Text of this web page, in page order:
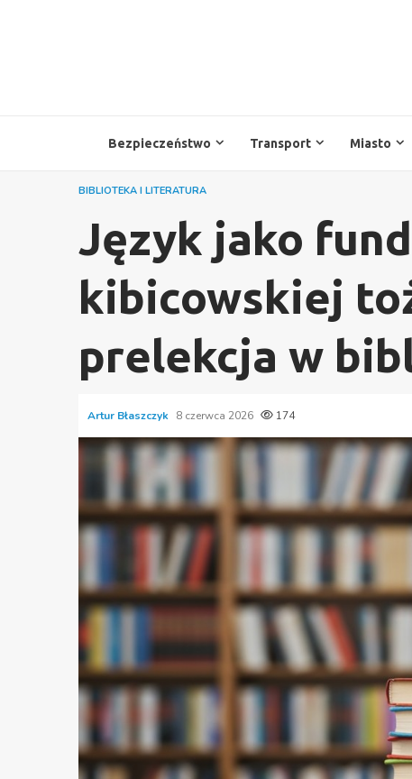
Bezpieczeństwo Transport Miasto
BIBLIOTEKA I LITERATURA
Język jako
kibicowskiej
prelekcja w
Artur Błaszczyk 8 czerwca 2026 174